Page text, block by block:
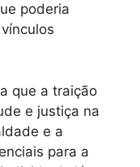
poderia
que a traição
e justiça na
e a
para a